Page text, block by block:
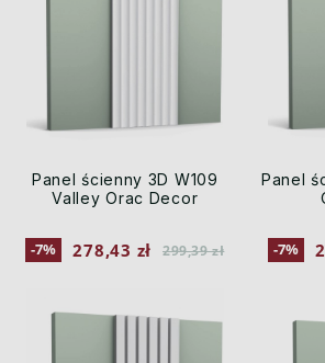
Panel ścienny 3D W109
Valley Orac Decor
-7% 278,43 zł 299,39 zł
Panel
-7%